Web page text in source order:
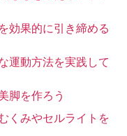
効果的に引き締める
運動方法を実践して
脚を作ろう
くみやセルライトを